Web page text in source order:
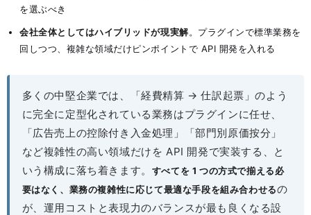
を選ぶべき
会社全体としてはハイブリッドが現実解。プラグインで標準業務を
回しつつ、複雑な領域だけピンポイントで API 開発を入れる
多くの中堅企業では、「経費精算 → 仕訳起票」のよう
に完全に定型化されている業務はプラグインに任せ、
「広告売上の控除付き入金処理」「部門別原価按分」
など複雑性の高い領域だけを API 開発で実装する、と
いう構成に落ち着きます。
すべてを 1 つの方式で揃える必
要はなく、業務の複雑性に応じて最適な手段を組み合わせるの
が、運用コストと表現力のバランスが最も良くなる設